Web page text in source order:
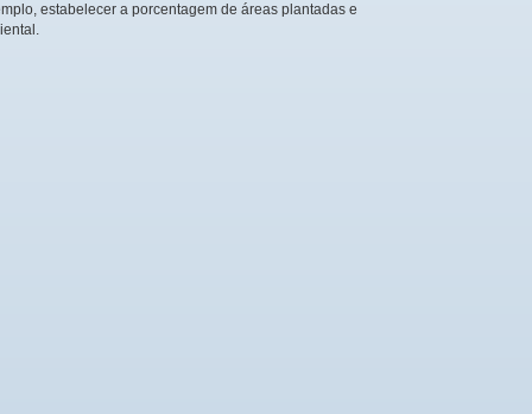
estabelecer a porcentagem de áreas plantadas e